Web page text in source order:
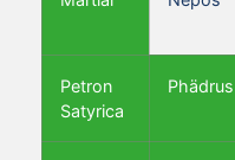
Petron
Satyrica
Phädrus